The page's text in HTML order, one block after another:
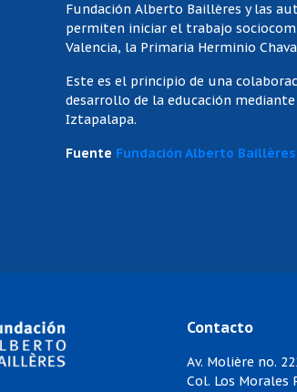
Fundación Alberto Baillères y las
permiten iniciar el trabajo
Valencia, la Primaria Herminio
Este es el principio de una
desarrollo de la educación
Iztapalapa.
Fuente Fundación Alberto Baillères
Contacto
Av. Molière no.
Col. Los Morales